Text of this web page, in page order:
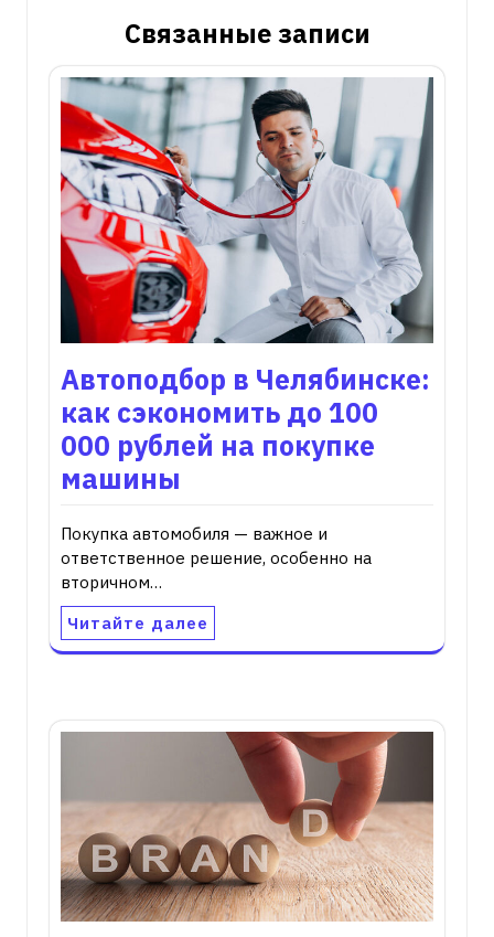
Связанные записи
Автоподбор в Челябинске:
как сэкономить до 100
000 рублей на покупке
машины
Покупка автомобиля — важное и
ответственное решение, особенно на
вторичном…
Читайте далее